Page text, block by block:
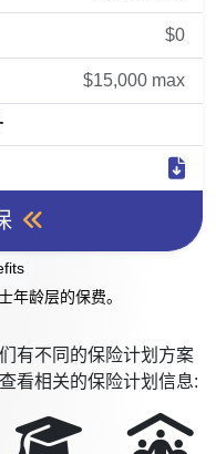
$0
$15,000 max
年龄层的保费。
有不同的保险计划方案
看相关的保险计划信息: